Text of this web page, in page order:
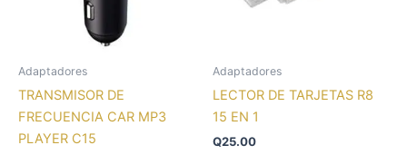
Adaptadores
TRANSMISOR DE
FRECUENCIA CAR MP3
PLAYER C15
Adaptadores
LECTOR DE TARJETAS R8
15 EN 1
Q25.00